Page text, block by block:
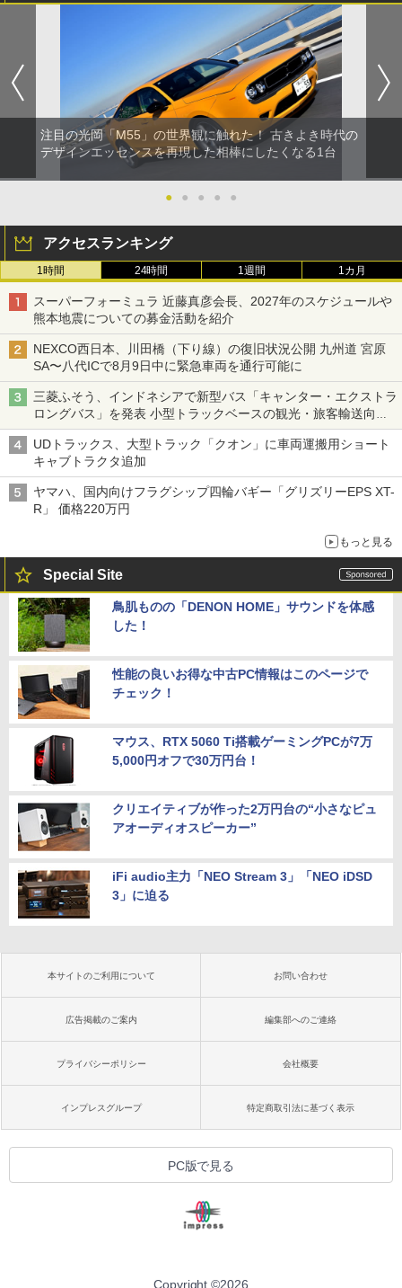
注目の光岡「M55」の世界観に触れた！ 古きよき時代の
デザインエッセンスを再現した相棒にしたくなる1台
● ● ● ● ●
アクセスランキング
1時間 24時間 1週間 1カ月
スーパーフォーミュラ 近藤真彦会長、2027年のスケジュールや
熊本地震についての募金活動を紹介
NEXCO西日本、川田橋（下り線）の復旧状況公開 九州道 宮原
SA〜八代ICで8月9日中に緊急車両を通行可能に
三菱ふそう、インドネシアで新型バス「キャンター・エクストラ
ロングバス」を発表 小型トラックベースの観光・旅客輸送向け
バス
UDトラックス、大型トラック「クオン」に車両運搬用ショート
キャブトラクタ追加
ヤマハ、国内向けフラグシップ四輪バギー「グリズリーEPS XT-
R」 価格220万円
もっと見る
Special Site
鳥肌ものの「DENON HOME」サウンドを体感
した！
性能の良いお得な中古PC情報はこのページで
チェック！
マウス、RTX 5060 Ti搭載ゲーミングPCが7万
5,000円オフで30万円台！
クリエイティブが作った2万円台の“小さなピュ
アオーディオスピーカー”
iFi audio主力「NEO Stream 3」「NEO iDSD
3」に迫る
本サイトのご利用について お問い合わせ
広告掲載のご案内 編集部へのご連絡
プライバシーポリシー 会社概要
インプレスグループ 特定商取引法に基づく表示
PC版で見る
Copyright ©2026